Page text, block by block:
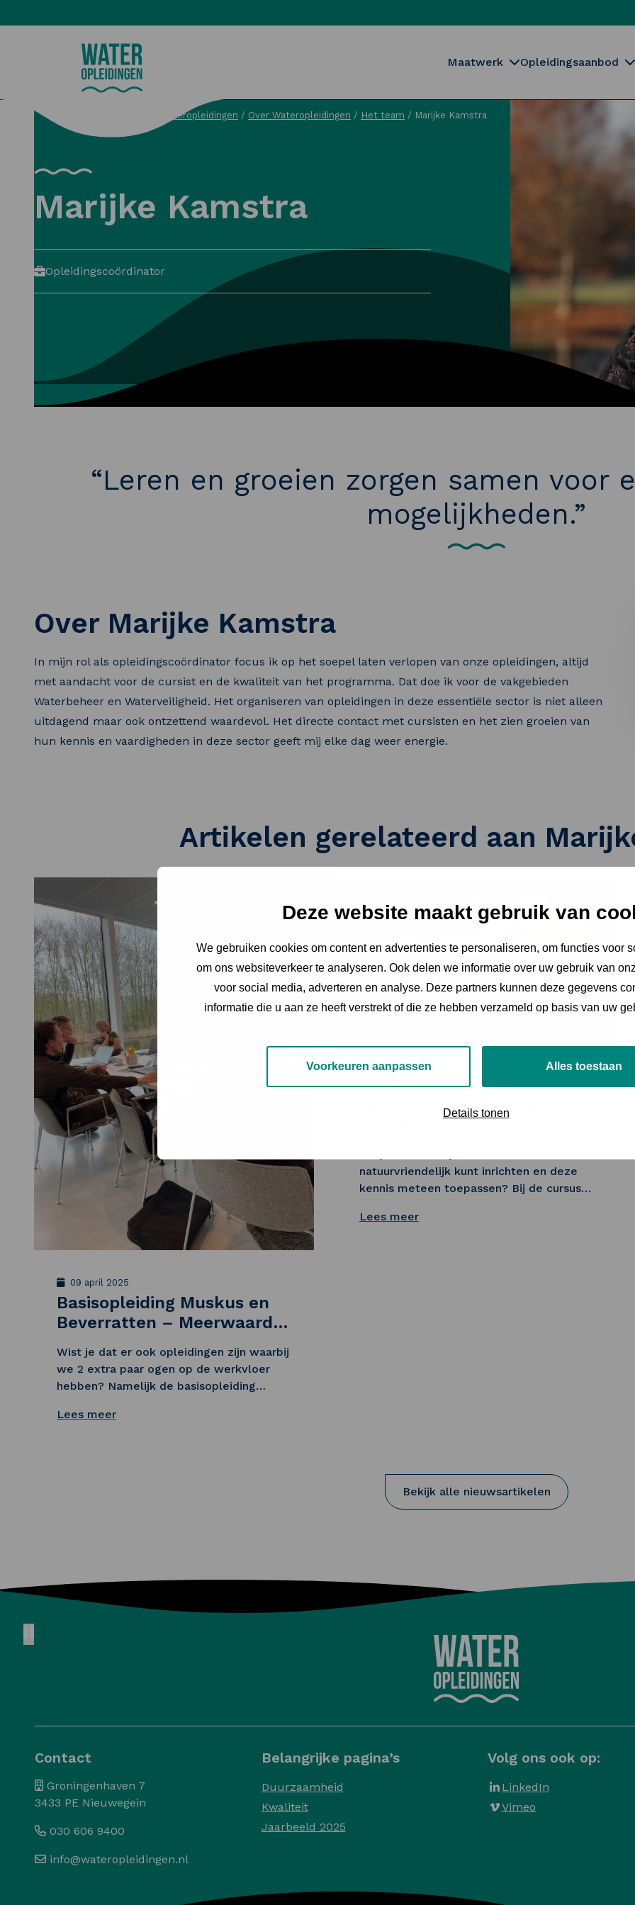
Deze website maakt gebruik van
We gebruiken cookies om content en advertenties te personaliseren, om functies voor
om ons websiteverkeer te analyseren. Ook delen we informatie over uw gebruik van
voor social media, adverteren en analyse. Deze partners kunnen deze gegevens
informatie die u aan ze heeft verstrekt of die ze hebben verzameld op basis van uw
Voorkeuren aanpassen Alles toestaan
Details tonen
Maatwerk Opleidingsaanbod
Wateropleidingen / Over Wateropleidingen / Het team / Marijke Kamstra
Marijke Kamstra
Opleidingscoördinator
“Leren en groeien zorgen samen voor
mogelijkheden.”
Over Marijke Kamstra
In mijn rol als opleidingscoördinator focus ik op het soepel laten verlopen van onze opleidingen, altijd
met aandacht voor de cursist en de kwaliteit van het programma. Dat doe ik voor de vakgebieden
Waterbeheer en Waterveiligheid. Het organiseren van opleidingen in deze essentiële sector is niet alleen
uitdagend maar ook ontzettend waardevol. Het directe contact met cursisten en het zien groeien van
hun kennis en vaardigheden in deze sector geeft mij elke dag weer energie.
Artikelen gerelateerd aan
Basisopleiding Muskus en
Beverratten – Meerwaarde
09 april 2025
Wist je dat er ook opleidingen zijn waarbij
we 2 extra paar ogen op de werkvloer
hebben? Namelijk de basisopleiding
hebben we ervoor gekozen om mentoren
Lees meer
Ervaar de kracht van de
praktijk bij de cursus
29 januari 2025
natuurvriendelijk kunt inrichten en deze
kennis meteen toepassen? Bij de cursus
woensdag 7 mei, zie je theorie direct
Lees meer
Bekijk alle nieuwsartikelen
Contact
Groningenhaven 7
3433 PE Nieuwegein
030 606 9400
info@wateropleidingen.nl
Belangrijke pagina’s
Duurzaamheid
Kwaliteit
Jaarbeeld 2025
Volg ons ook op:
LinkedIn
Vimeo